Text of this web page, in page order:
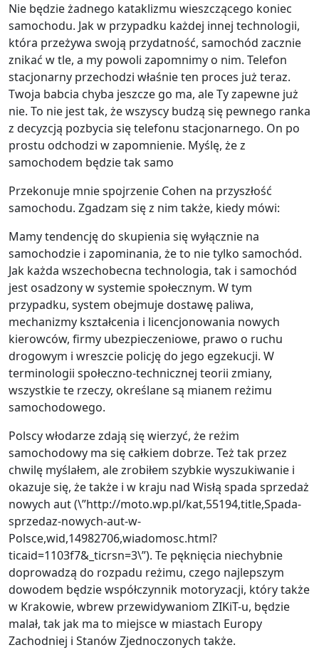
Nie będzie żadnego kataklizmu wieszczącego koniec
samochodu. Jak w przypadku każdej innej technologii,
która przeżywa swoją przydatność, samochód zacznie
znikać w tle, a my powoli zapomnimy o nim. Telefon
stacjonarny przechodzi właśnie ten proces już teraz.
Twoja babcia chyba jeszcze go ma, ale Ty zapewne już
nie. To nie jest tak, że wszyscy budzą się pewnego ranka
z decyzcją pozbycia się telefonu stacjonarnego. On po
prostu odchodzi w zapomnienie. Myślę, że z
samochodem będzie tak samo
Przekonuje mnie spojrzenie Cohen na przyszłość
samochodu. Zgadzam się z nim także, kiedy mówi:
Mamy tendencję do skupienia się wyłącznie na
samochodzie i zapominania, że to nie tylko samochód.
Jak każda wszechobecna technologia, tak i samochód
jest osadzony w systemie społecznym. W tym
przypadku, system obejmuje dostawę paliwa,
mechanizmy kształcenia i licencjonowania nowych
kierowców, firmy ubezpieczeniowe, prawo o ruchu
drogowym i wreszcie policję do jego egzekucji. W
terminologii społeczno-technicznej teorii zmiany,
wszystkie te rzeczy, określane są mianem reżimu
samochodowego.
Polscy włodarze zdają się wierzyć, że reżim
samochodowy ma się całkiem dobrze. Też tak przez
chwilę myślałem, ale zrobiłem szybkie wyszukiwanie i
okazuje się, że także i w kraju nad Wisłą spada sprzedaż
nowych aut (\”http://moto.wp.pl/kat,55194,title,Spada-
sprzedaz-nowych-aut-w-
Polsce,wid,14982706,wiadomosc.html?
ticaid=1103f7&_ticrsn=3\”). Te pęknięcia niechybnie
doprowadzą do rozpadu reżimu, czego najlepszym
dowodem będzie współczynnik motoryzacji, który także
w Krakowie, wbrew przewidywaniom ZIKiT-u, będzie
malał, tak jak ma to miejsce w miastach Europy
Zachodniej i Stanów Zjednoczonych także.